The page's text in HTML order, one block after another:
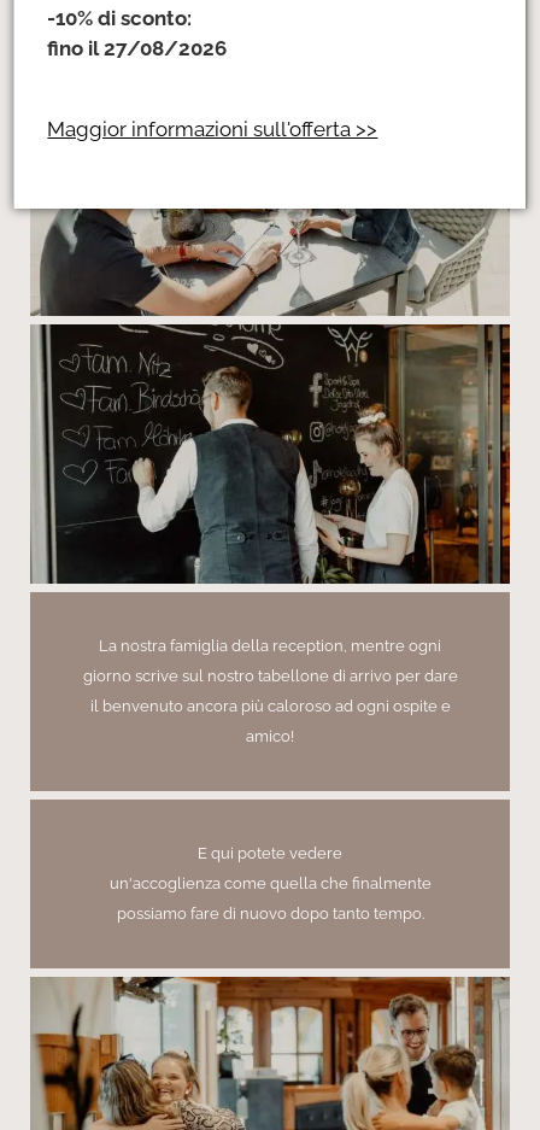
La nostra famiglia della reception, mentre ogni
giorno scrive sul nostro tabellone di arrivo per dare
il benvenuto ancora più caloroso ad ogni ospite e
amico!
E qui potete vedere
un'accoglienza come quella che finalmente
possiamo fare di nuovo dopo tanto tempo.
-10% di sconto:
fino il 27/08/2026
Maggior informazioni sull'offerta >>